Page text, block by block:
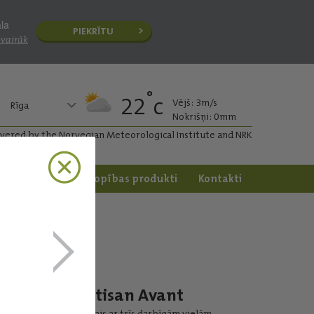
PIEKRĪTU
Rīga 22°c
Vējš: 3m/s
Nokrišņi: 0mm
by the Norvegian Meteorological Institute and NRK
Dārzkopības produkti Kontakti
Butisan Avant